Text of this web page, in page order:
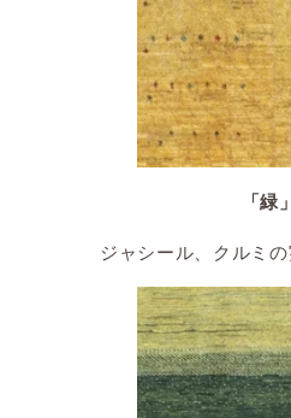
「緑」
ジャシール、クルミ